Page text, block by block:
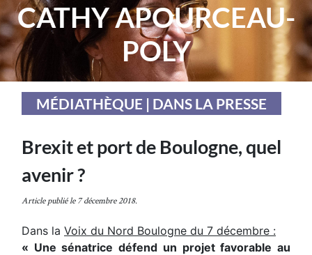
CATHY APOURCEAU-
POLY
MÉDIATHÈQUE | DANS LA PRESSE
Brexit et port de Boulogne, quel
avenir ?
Article publié le 7 décembre 2018.
Dans la Voix du Nord Boulogne du 7 décembre :
« Une sénatrice défend un projet favorable au